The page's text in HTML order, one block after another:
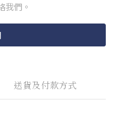
我們。
送貨及付款方式